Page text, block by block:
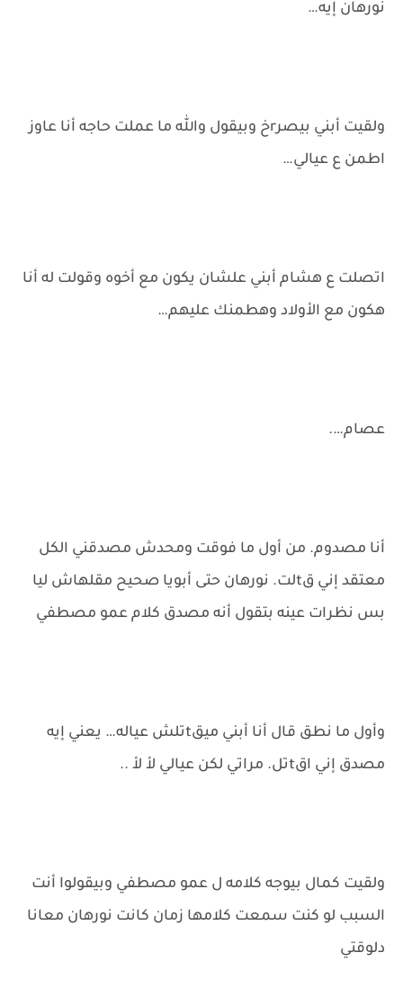
نورهان إيه…
ولقيت أبني بيصرrخ وبيقول والله ما عملت حاجه أنا عاوز
اطمن ع عيالي…
اتصلت ع هشام أبني علشان يكون مع أخوه وقولت له أنا
هكون مع الأولاد وهطمنك عليهم…
عصام….
أنا مصدوم. من أول ما فوقت ومحدش مصدقني الكل
معتقد إني قtلت. نورهان حتى أبويا صحيح مقلهاش ليا
بس نظرات عينه بتقول أنه مصدق كلام عمو مصطفي
وأول ما نطق قال أنا أبني ميقtتلش عياله… يعني إيه
مصدق إني اقtتل. مراتي لكن عيالي لأ لأ ..
ولقيت كمال بيوجه كلامه ل عمو مصطفي وبيقولوا أنت
السبب لو كنت سمعت كلامها زمان كانت نورهان معانا
دلوقتي